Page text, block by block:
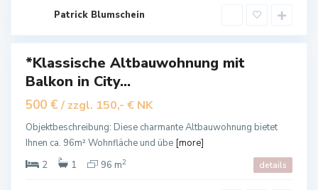
Patrick Blumschein
a
*Klassische Altbauwohnung mit
Balkon in City...
500 € / zzgl. 150,- € NK
Objektbeschreibung: Diese charmante Altbauwohnung bietet
Ihnen ca. 96m² Wohnfläche und übe [more]
2
1 96 m2 details
B
a
L
a
n
e
n